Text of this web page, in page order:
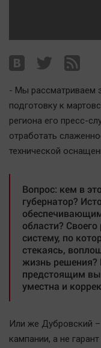
Архив
Наша победа
Политика
Экономика
Происшествия
Здоровье
Культура
Курилка
Мнения
Технологии
Отраслевые темы
Hедвижимость
Автомобили
- Мы рассматриваем
подготовку к
региона его пресс-
отработать
технической
Вопрос: кем в
губернатор?
области?
систему, по
стекаясь,
жизнь решения?
предстоящим
уместна и
Или же Дубровский
кампании, а не